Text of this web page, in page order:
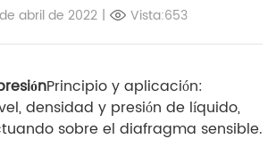
abril de 2022 | Vista:653
Principio y aplicación:
densidad y presión de líquido,
sobre el diafragma sensible.